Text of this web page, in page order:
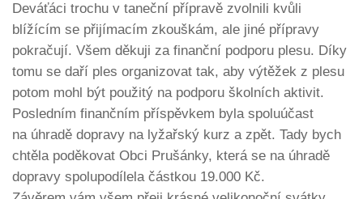
Deváťáci trochu v taneční přípravě zvolnili kvůli
blížícím se přijímacím zkouškám, ale jiné přípravy
pokračují. Všem děkuji za finanční podporu plesu. Díky
tomu se daří ples organizovat tak, aby výtěžek z plesu
potom mohl být použitý na podporu školních aktivit.
Posledním finančním příspěvkem byla spoluúčast
na úhradě dopravy na lyžařský kurz a zpět. Tady bych
chtěla poděkovat Obci Prušánky, která se na úhradě
dopravy spolupodílela částkou 19.000 Kč.